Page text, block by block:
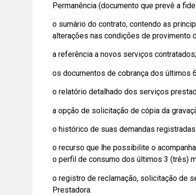
Permanência (documento que prevê a
o sumário do contrato, contendo as
alterações nas condições de provimento
a referência a novos serviços contratados;
os documentos de cobrança dos últimos
o relatório detalhado dos serviços
a opção de solicitação de cópia da
o histórico de suas demandas
o recurso que lhe possibilite o
o perfil de consumo dos últimos 3 (três)
o registro de reclamação, solicitação de
Prestadora.